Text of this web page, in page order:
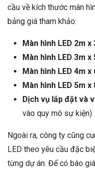
cầu về kích thước màn
bảng giá tham khảo:
Màn hình LED 2m x
Màn hình LED 3m x
Màn hình LED 4m x
Màn hình LED 5m x
Dịch vụ lắp đặt và
vào quy mô sự kiện)
Ngoài ra, công ty cũng
LED theo yêu cầu đặc
từng dự án. Để có báo